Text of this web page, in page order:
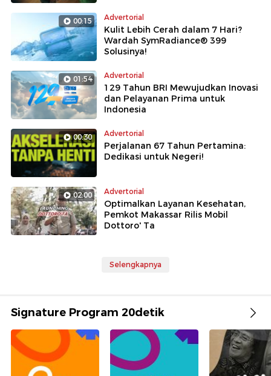
00:15 Advertorial
Kulit Lebih Cerah dalam 7 Hari?
Wardah SymRadiance® 399
Solusinya!
01:54 Advertorial
129 Tahun BRI Mewujudkan Inovasi
dan Pelayanan Prima untuk
Indonesia
00:30 Advertorial
Perjalanan 67 Tahun Pertamina:
Dedikasi untuk Negeri!
02:00 Advertorial
Optimalkan Layanan Kesehatan,
Pemkot Makassar Rilis Mobil
Dottoro' Ta
Selengkapnya
Signature Program 20detik